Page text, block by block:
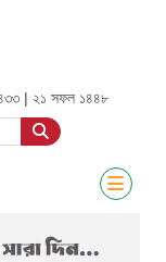
| ২১ সফল ১৪৪৮